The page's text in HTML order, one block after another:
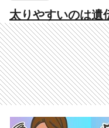
太りやすいのは遺
子」タイプのセル
する効果的なダイ